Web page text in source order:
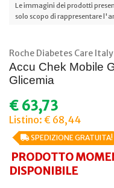
Le immagini dei prodotti
solo scopo di rappresentare
Roche Diabetes Care Italy
Accu Chek Mobile
Glicemia
€ 63,73
Listino: € 68,44
SPEDIZIONE GRATUITA!
PRODOTTO
DISPONIBILE